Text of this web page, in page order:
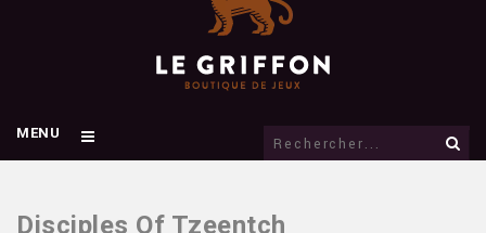
MENU
Disciples Of Tzeentch